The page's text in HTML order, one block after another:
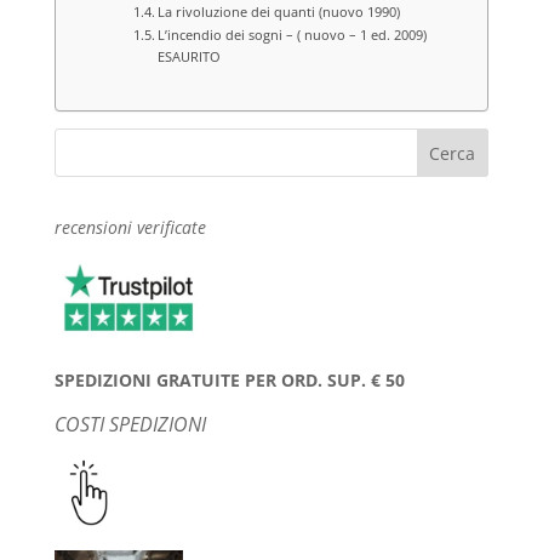
La rivoluzione dei quanti (nuovo 1990)
L’incendio dei sogni – ( nuovo – 1 ed. 2009)
ESAURITO
recensioni verificate
SPEDIZIONI GRATUITE PER ORD. SUP. € 50
COSTI SPEDIZIONI